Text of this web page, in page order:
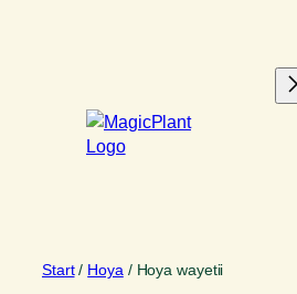
Start/ Hoya / Hoya wayetii